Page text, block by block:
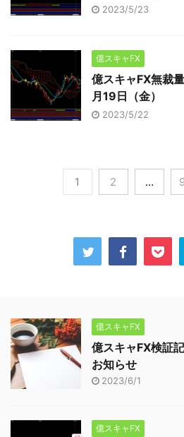
2023/5/23
億スキャFX
億スキャFX無裁
月19日（金）
2023/5/22
1 2 …
億スキャFX
億スキャFX検証
お知らせ
2023/6/1
億スキャFX